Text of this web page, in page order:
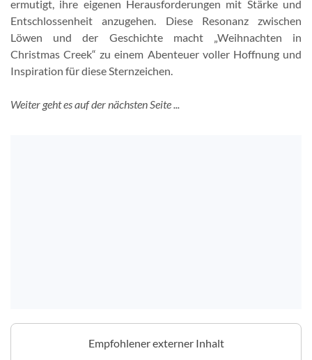
ermutigt, ihre eigenen Herausforderungen mit Stärke und
Entschlossenheit anzugehen. Diese Resonanz zwischen
Löwen und der Geschichte macht „Weihnachten in
Christmas Creek“ zu einem Abenteuer voller Hoffnung und
Inspiration für diese Sternzeichen.
Weiter geht es auf der nächsten Seite ...
Empfohlener externer Inhalt